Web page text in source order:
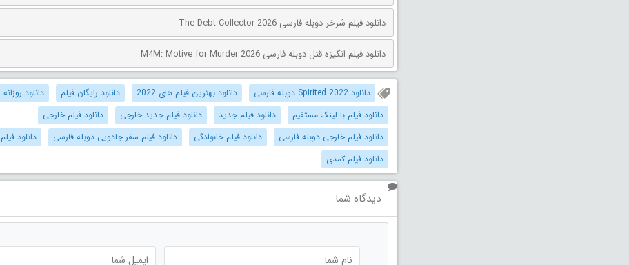
دانلود فیلم شرخر دوبله فارسی The Debt Collector 2026
دانلود فیلم انگیزه قتل دوبله فارسی M4M: Motive for Murder 2026
دانلود Spirited 2022 دوبله فارسی دانلود بهترین فیلم های 2022 دانلود رایگان فیلم دانلود روزانه
دانلود فیلم با لینک مستقیم
دانلود فیلم جدید دانلود فیلم جدید خارجی
دانلود فیلم خارجی
دانلود فیلم خارجی دوبله فارسی
دانلود فیلم خانوادگی دانلود فیلم سفر جادویی دوبله فارسی
دانلود
دانلود فیلم کمدی
دیدگاه شما